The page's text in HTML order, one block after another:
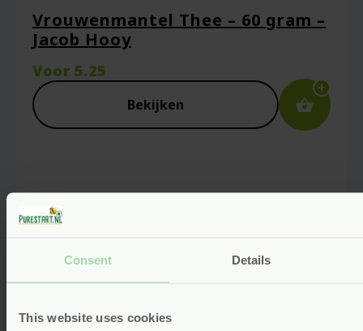
Consent Details
This website uses cookies
Vrouwenmantel Thee – 60 gram –
Jacob Hooy
Voor 5.25
Bekijken